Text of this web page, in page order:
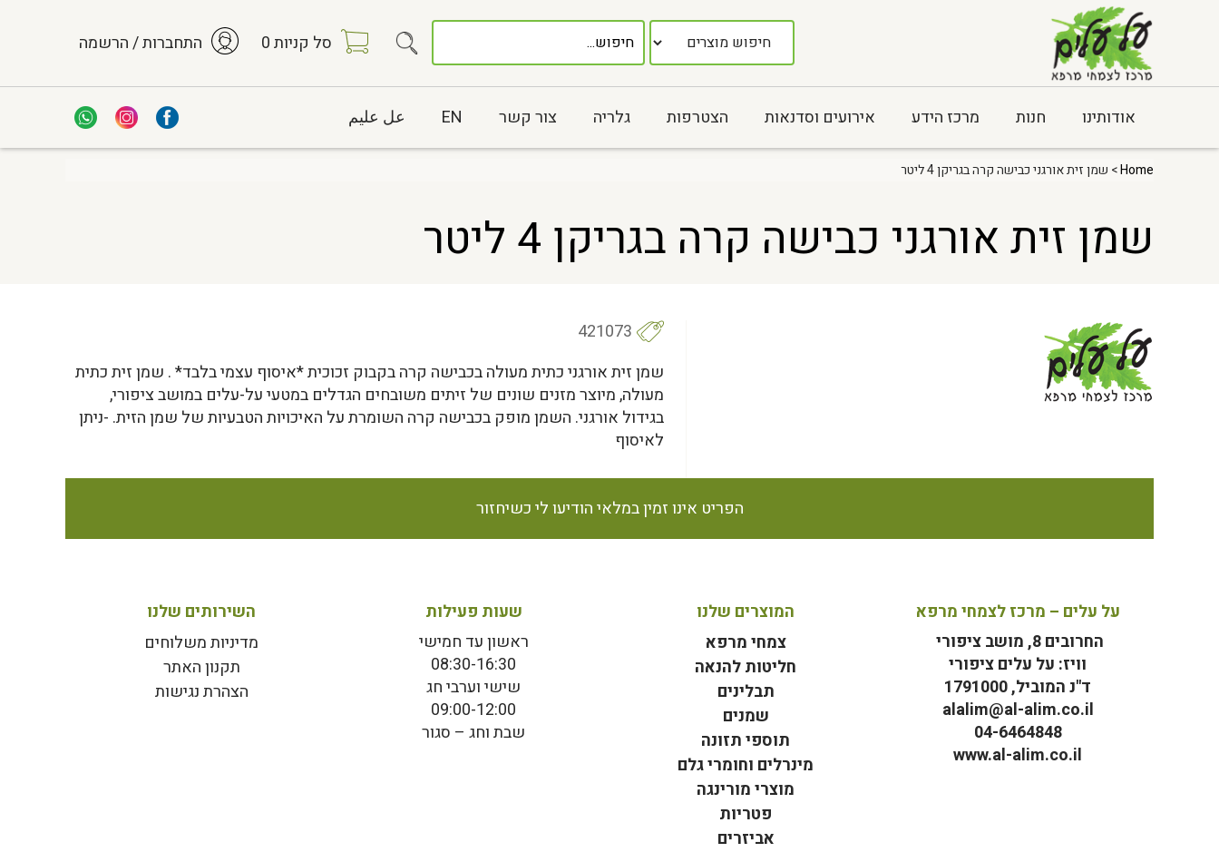
סל קניות0 התחברות / הרשמה
אודותינו חנות מרכז הידע אירועים וסדנאות הצטרפות גלריה צור קשר EN عل عليم
Home> שמן זית אורגני כבישה קרה בגריקן 4 ליטר
שמן זית אורגני כבישה קרה בגריקן 4 ליטר
421073
שמן זית אורגני כתית מעולה בכבישה קרה בקבוק זכוכית *איסוף עצמי בלבד* . שמן זית כתית
מעולה, מיוצר מזנים שונים של זיתים משובחים הגדלים במטעי על-עלים במושב ציפורי,
בגידול אורגני. השמן מופק בכבישה קרה השומרת על האיכויות הטבעיות של שמן הזית. -ניתן
לאיסוף
הפריט אינו זמין במלאי הודיעו לי כשיחזור
על עלים – מרכז לצמחי מרפא
החרובים 8, מושב ציפורי
וויז: על עלים ציפורי
ד"נ המוביל, 1791000
alalim@al-alim.co.il
04-6464848
www.al-alim.co.il
המוצרים שלנו
צמחי מרפא
חליטות להנאה
תבלינים
שמנים
תוספי תזונה
מינרלים וחומרי גלם
מוצרי מורינגה
פטריות
אביזרים
שעות פעילות
ראשון עד חמישי
08:30-16:30
שישי וערבי חג
09:00-12:00
שבת וחג – סגור
השירותים שלנו
מדיניות משלוחים
תקנון האתר
הצהרת נגישות